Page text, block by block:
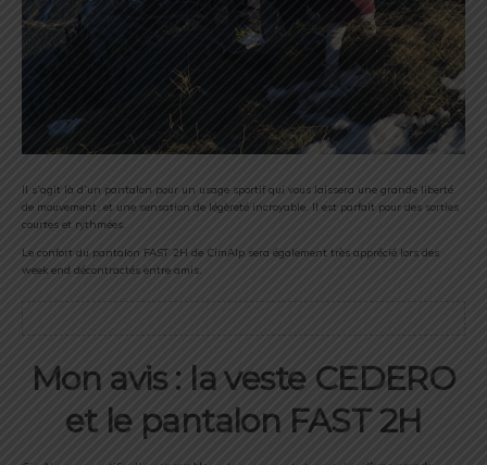
Il s’agit là d’un pantalon pour un usage sportif qui vous laissera une grande liberté
de mouvement, et une sensation de légèreté incroyable. Il est parfait pour des sorties
courtes et rythmées.
Le confort du pantalon FAST 2H de CimAlp sera également très apprécié lors des
week end décontractés entre amis.
Mon avis : la veste CEDERO
et le pantalon FAST 2H